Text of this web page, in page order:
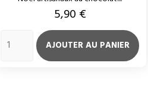
Prix
5,90 €
AJOUTER AU PANIER